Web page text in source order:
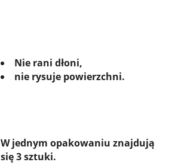
Nie rani dłoni,
nie rysuje powierzchni.
W jednym opakowaniu znajdują
się 3 sztuki.